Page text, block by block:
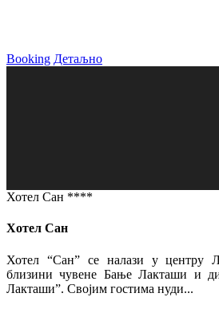
Booking Детаљно
Хотел Сан ****
Хотел Сан
Хотел “Сан” се налази у центру
близини чувене Бање Лакташи и
Лакташи”. Својим гостима нуди...